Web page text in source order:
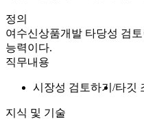
정의
여수신상품개발 타당성 검
능력이다.
직무내용
시장성 검토하기 타깃
지식 및 기술